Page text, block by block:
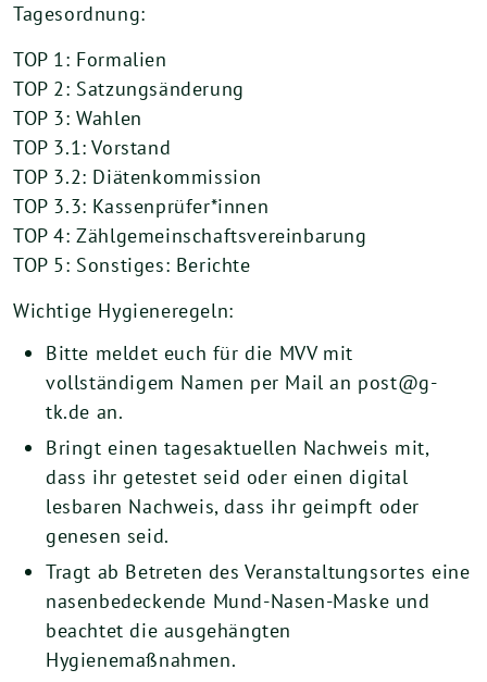
Tagesordnung:
TOP 1: Formalien
TOP 2: Satzungsänderung
TOP 3: Wahlen
TOP 3.1: Vorstand
TOP 3.2: Diätenkommission
TOP 3.3: Kassenprüfer*innen
TOP 4: Zählgemeinschaftsvereinbarung
TOP 5: Sonstiges: Berichte
Wichtige Hygieneregeln:
Bitte meldet euch für die MVV mit
vollständigem Namen per Mail an post@g-
tk.de an.
Bringt einen tagesaktuellen Nachweis mit,
dass ihr getestet seid oder einen digital
lesbaren Nachweis, dass ihr geimpft oder
genesen seid.
Tragt ab Betreten des Veranstaltungsortes eine
nasenbedeckende Mund-Nasen-Maske und
beachtet die ausgehängten
Hygienemaßnahmen.